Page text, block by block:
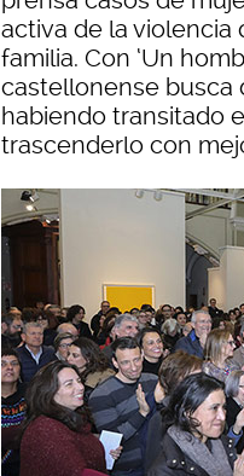
activa de la violencia
familia. Con ‘Un
castellonense busca
habiendo transitado
trascenderlo con